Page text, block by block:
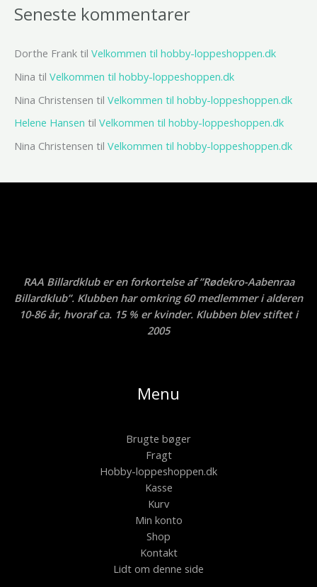
Seneste kommentarer
Dorthe Frank til Velkommen til hobby-loppeshoppen.dk
Nina til Velkommen til hobby-loppeshoppen.dk
Nina Christensen til Velkommen til hobby-loppeshoppen.dk
Helene Hansen til Velkommen til hobby-loppeshoppen.dk
Nina Christensen til Velkommen til hobby-loppeshoppen.dk
RAA Billardklub er en forkortelse af ”Rødekro-Aabenraa
Billardklub”. Klubben har omkring 60 medlemmer i alderen
10-86 år, hvoraf ca. 15 % er kvinder. Klubben blev stiftet i
2005
Menu
Brugte bøger
Fragt
Hobby-loppeshoppen.dk
Kasse
Kurv
Min konto
Shop
Kontakt
Lidt om denne side